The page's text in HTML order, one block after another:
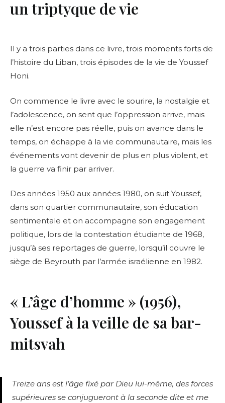
un triptyque de vie
Il y a trois parties dans ce livre, trois moments forts de
l’histoire du Liban, trois épisodes de la vie de Youssef
Honi.
On commence le livre avec le sourire, la nostalgie et
l’adolescence, on sent que l’oppression arrive, mais
elle n’est encore pas réelle, puis on avance dans le
temps, on échappe à la vie communautaire, mais les
événements vont devenir de plus en plus violent, et
la guerre va finir par arriver.
Des années 1950 aux années 1980, on suit Youssef,
dans son quartier communautaire, son éducation
sentimentale et on accompagne son engagement
politique, lors de la contestation étudiante de 1968,
jusqu’à ses reportages de guerre, lorsqu’il couvre le
siège de Beyrouth par l’armée israélienne en 1982.
« L’âge d’homme » (1956),
Youssef à la veille de sa bar-
mitsvah
Treize ans est l’âge fixé par Dieu lui-même, des forces
supérieures se conjugueront à la seconde dite et me